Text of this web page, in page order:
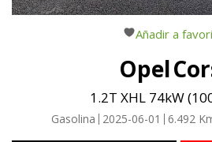
Añadir a
Opel
1.2T XHL 74kW
Gasolina 2025-06-01 6.492